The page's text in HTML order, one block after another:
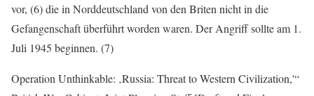
vor, (6) die in Norddeutschland von den Briten nicht in die
Gefangenschaft überführt worden waren. Der Angriff sollte am 1.
Juli 1945 beginnen. (7)
Operation Unthinkable: ‚Russia: Threat to Western Civilization,'“